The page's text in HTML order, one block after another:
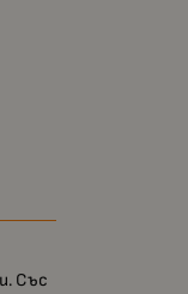
Със